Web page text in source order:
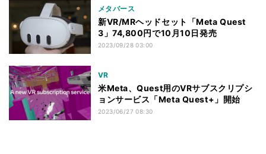
メタバース
新VR/MRヘッドセット「Meta Quest
3」74,800円で10月10日発売
2023/09/28 03:00
VR
米Meta、Quest用のVRサブスクリプシ
ョンサービス「Meta Quest+」開始
2023/06/27 08:30